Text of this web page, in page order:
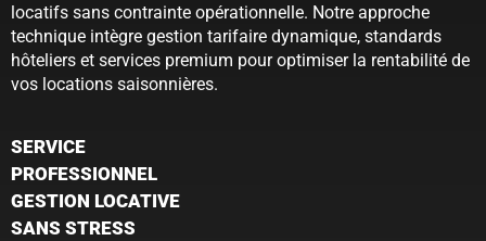
locatifs sans contrainte opérationnelle. Notre approche
technique intègre gestion tarifaire dynamique, standards
hôteliers et services premium pour optimiser la rentabilité de
vos locations saisonnières.
SERVICE
PROFESSIONNEL
GESTION LOCATIVE
SANS STRESS